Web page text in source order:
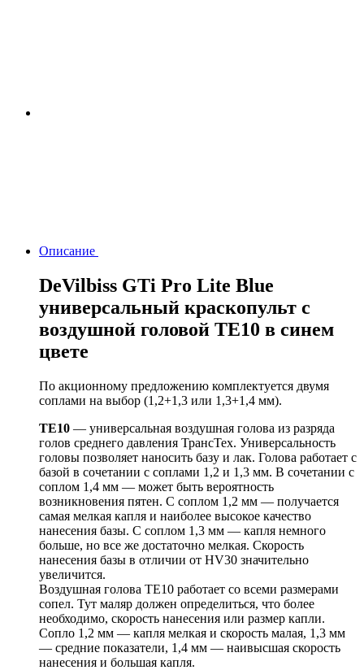
Описание
DeVilbiss GTi Pro Lite Blue
универсальный краскопульт с
воздушной головой ТЕ10 в синем
цвете
По акционному предложению комплектуется двумя
соплами на выбор (1,2+1,3 или 1,3+1,4 мм).
TE10 — универсальная воздушная голова из разряда
голов среднего давления ТрансТех. Универсальность
головы позволяет наносить базу и лак. Голова работает с
базой в сочетании с соплами 1,2 и 1,3 мм. В сочетании с
соплом 1,4 мм — может быть вероятность
возникновения пятен. С соплом 1,2 мм — получается
самая мелкая капля и наиболее высокое качество
нанесения базы. С соплом 1,3 мм — капля немного
больше, но все же достаточно мелкая. Скорость
нанесения базы в отличии от HV30 значительно
увеличится.
Воздушная голова ТЕ10 работает со всеми размерами
сопел. Тут маляр должен определиться, что более
необходимо, скорость нанесения или размер капли.
Сопло 1,2 мм — капля мелкая и скорость малая, 1,3 мм
— средние показатели, 1,4 мм — наивысшая скорость
нанесения и большая капля.